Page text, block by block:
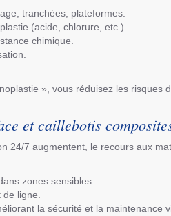
tranchées, plateformes.
(acide, chlorure, etc.).
chimique.
», vous réduisez les risques
et caillebotis
24/7 augmentent, le recours aux
zones sensibles.
ligne.
la sécurité et la maintenance